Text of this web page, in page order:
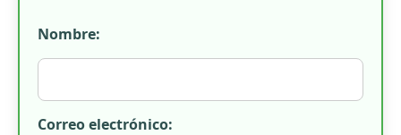
Nombre:
Correo electrónico: